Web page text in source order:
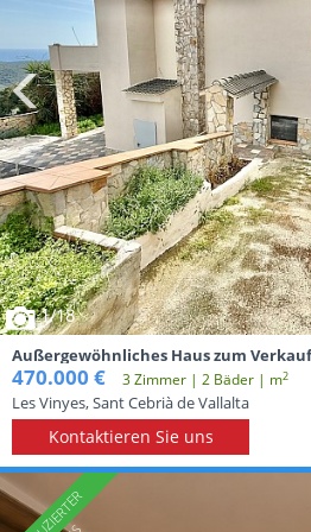
1/18
Außergewöhnliches Haus zum
Can Palau, Sant Cebrià de Vallalta
470.000 € 3 Zimmer | 2 Вäder | m2
Les Vinyes, Sant Cebrià de Vallalta
Kontaktieren Sie uns